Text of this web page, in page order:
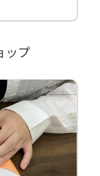
ップ